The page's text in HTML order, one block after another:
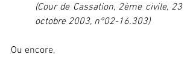
(Cour de Cassation, 2ème civile, 23
octobre 2003, n°02-16.303)
Ou encore,